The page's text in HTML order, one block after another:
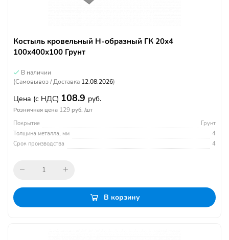
Костыль кровельный Н-образный ГК 20х4
100х400х100 Грунт
В наличии
(Самовывоз / Доставка 12.08.2026)
Цена (с НДС) 108.9 руб.
Розничная цена 129 руб. /шт
Покрытие
Грунт
Толщина металла, мм
4
Срок производства
4
В корзину